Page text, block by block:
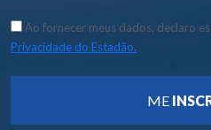
Ao fornecer meus dados, declaro
Privacidade do Estadão.
ME